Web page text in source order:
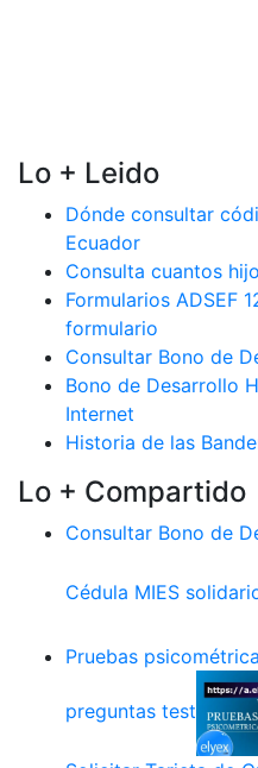
Lo + Leido
Dónde consultar
Ecuador
Consulta cuantos
Formularios ADSEF
formulario
Consultar Bono de
Bono de Desarrollo
Internet
Historia de las
Lo + Compartido
Consultar Bono de
Cédula MIES
Pruebas
preguntas test